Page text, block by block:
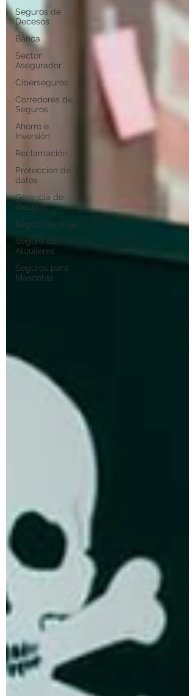
Seguros de
Decesos
Banca
Sector
Asegurador
Ciberseguros
Corredores de
Seguros
Ahorro e
Inversión
Reclamación
Protección de
datos
Gerencia de
Riesgos
Seguro de Viaje
Seguro de
Alquileres
Seguros para
Mascotas